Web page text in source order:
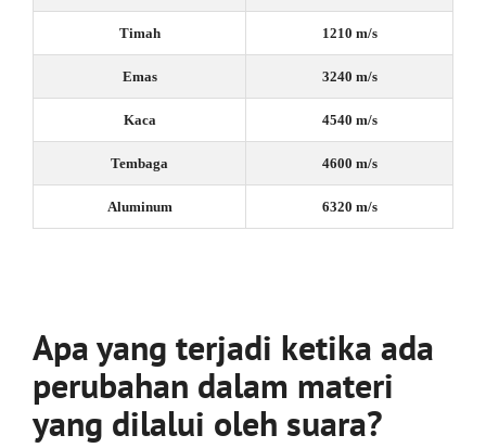
Timah 1210 m/s
Emas 3240 m/s
Kaca 4540 m/s
Tembaga 4600 m/s
Aluminum 6320 m/s
Apa yang terjadi ketika ada
perubahan dalam materi
yang dilalui oleh suara?